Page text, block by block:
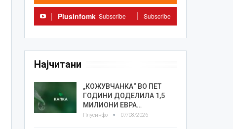
Plusinfomk Subscribe Subscribe
Најчитани
„КОЖУВЧАНКА“ ВО ПЕТ
ГОДИНИ ДОДЕЛИЛА 1,5
МИЛИОНИ ЕВРА…
Плусинфо 07/08/2026